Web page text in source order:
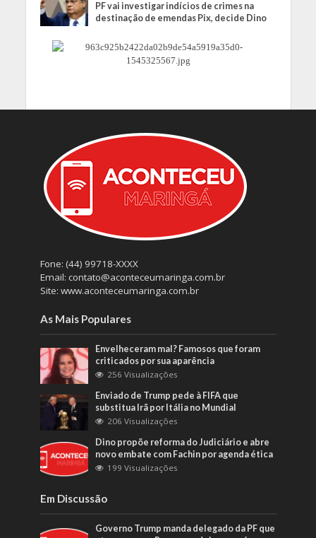
PF vai investigar indícios de crimes na
destinação de emendas Pix, decide Dino
Fone: (44) 99718-XXXX
Email: contato@aconteceumaringa.com.br
Site: www.aconteceumaringa.com.br
As Mais Populares
Envelheceram mal? Famosos que foram
criticados por sua aparência
256 Visualizações
Enviado de Trump pede à FIFA que
substitua Irã por Itália no Mundial
206 Visualizações
Dino propõe reforma do Judiciário e abre
novo embate com Fachin por agenda ética
199 Visualizações
Em Discussão
Governo Trump manda delegado da PF que